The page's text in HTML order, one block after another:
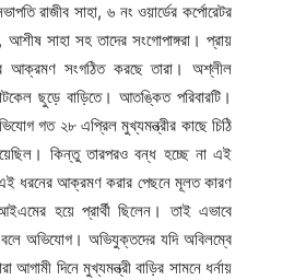
রাজীব সাহা, ৬ নং ওয়ার্ডের কর্পোরেটর
সাহা সহ তাদের সংগোপাঙ্গরা। প্রায়
আক্রমণ সংগঠিত করছে তারা। অশ্লীল
ছুড়ে বাড়িতে। আতঙ্কিত পরিবারটি।
গত ২৮ এপ্রিল মুখ্যমন্ত্রীর কাছে চিঠি
কিন্তু তারপরও বন্ধ হচ্ছে না এই
ধরনের আক্রমণ করার পেছনে মূলত কারণ
হয়ে প্রার্থী ছিলেন। তাই এভাবে
অভিযোগ। অভিযুক্তদের যদি অবিলম্বে
আগামী দিনে মুখ্যমন্ত্রী বাড়ির সামনে ধর্নায়